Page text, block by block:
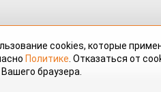
cookies, которые
Политике . Отказаться от
браузера.